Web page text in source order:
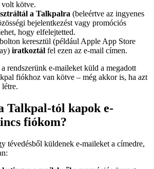
kötve.
a Talkpalra (beleértve az ingyenes
bejelentkezést vagy promóciós
hogy elfelejtetted.
keresztül (például Apple App Store
iratkoztál fel ezen az e-mail címen.
rendszerünk e-maileket küld a megadott
fiókhoz van kötve – még akkor is, ha azt
Talkpal-tól kapok e-
fiókom?
tévedésből küldenek e-maileket a címedre,